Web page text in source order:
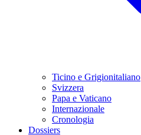
Ticino e Grigionitaliano
Svizzera
Papa e Vaticano
Internazionale
Cronologia
Dossiers